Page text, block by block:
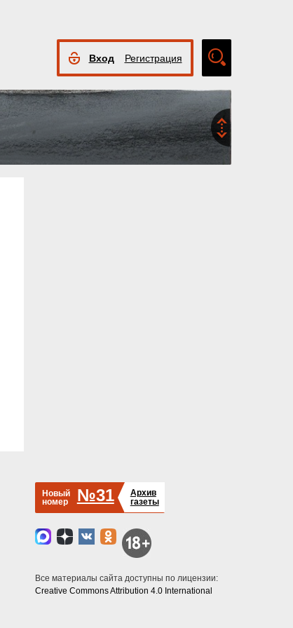
Вход Регистрация
поиск
Новый
номер
№31
Архив
газеты
Все материалы сайта доступны по лицензии:
Creative Commons Attribution 4.0 International